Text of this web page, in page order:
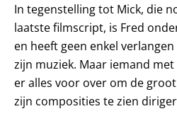
In tegenstelling tot Mick, die
laatste filmscript, is Fred
en heeft geen enkel
zijn muziek. Maar iemand
er alles voor over om de
zijn composities te zien